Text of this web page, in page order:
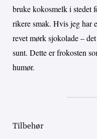
bruke kokosmelk i stedet
rikere smak. Hvis jeg har
revet mørk sjokolade –
sunt. Dette er frokosten
humør.
Tilbehør